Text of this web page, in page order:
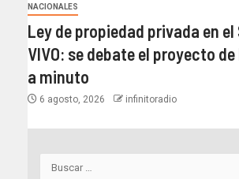
NACIONALES
Ley de propiedad privada en el
VIVO: se debate el proyecto
a minuto
6 agosto, 2026 infinitoradio